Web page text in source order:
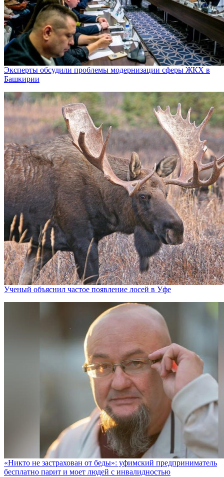
Эксперты обсудили проблемы модернизации сферы ЖКХ в
Башкирии
Ученый объяснил частое появление лосей в Уфе
«Никто не заcтрахован от беды»: уфимский предприниматель
бесплатно парит и моет людей с инвалидностью